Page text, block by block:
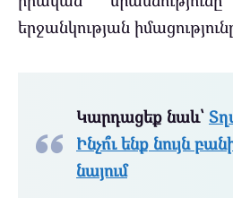
երջանկության
Կարդացեք նաև՝
Ինչո՞ւ ենք նույն
նայում